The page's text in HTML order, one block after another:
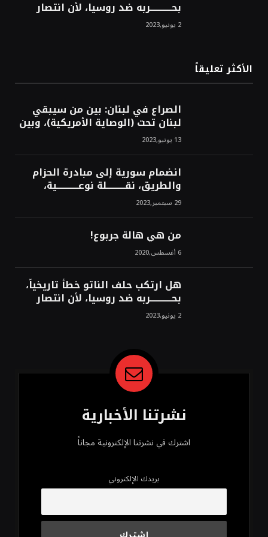
بحــــــــــــربه ضد روسيا، لأن انتصار
روسيا الحتمي، سيفتت الناتو!محمد
محسن 2 يونيو,2023
الأكثر تعليقاً
الصراع في لبنان: بين من سيبقي
لبنان تحت (الوصاية الأمريكية)، وبين
من سيخرج لبنان من النفق الغربي!
محمد محسن13 يونيو,2023
انضمام سورية إلى مبادرة الحزام
والطريق، نقــــــــــلة نوعــــــــــــية،
استراتيجية، تاريخية، نهائية، نحو
الشرق!محمد محسن29 سبتمبر,2023
من هي هالة جربوع!
6 أغسطس,2020
هل ارتكب حلف الناتو خطأً تاريخياً،
بحــــــــــــربه ضد روسيا، لأن انتصار
روسيا الحتمي، سيفتت الناتو!محمد
محسن 2 يونيو,2023
نشرتنا الأخبارية
اشترك في نشرتنا الإلكترونية مجاناً
بريدك الإلكتروني